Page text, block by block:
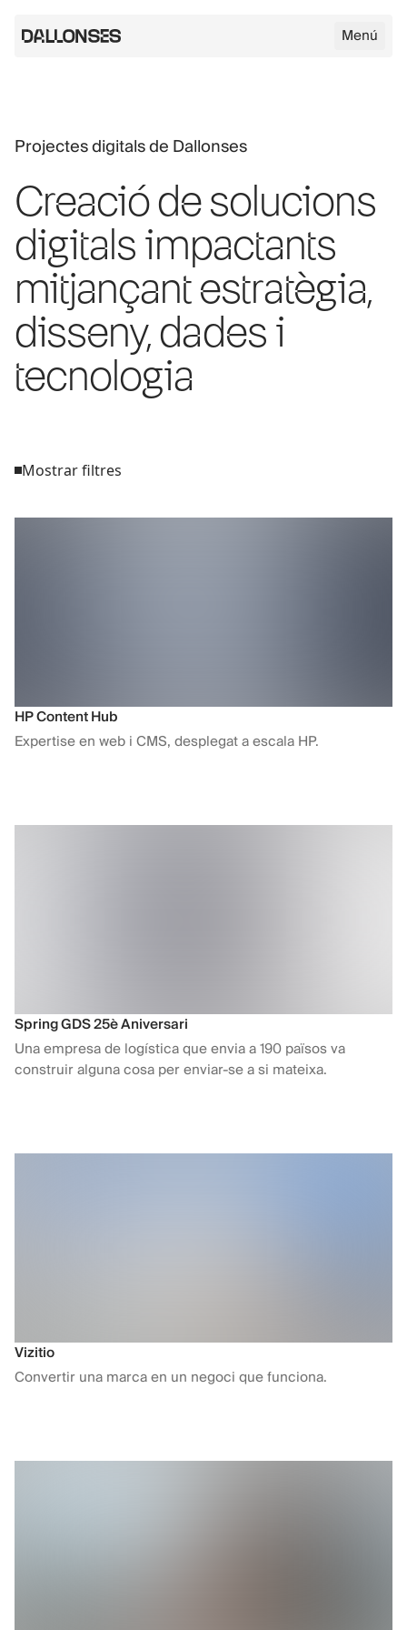
Skip to main content
Menú
Projectes digitals de Dallonses
Creació de solucions
digitals impactants
mitjançant estratègia,
disseny, dades i
tecnologia
Mostrar filtres
HP Content Hub
Expertise en web i CMS, desplegat a escala HP.
Spring GDS 25è Aniversari
Una empresa de logística que envia a 190 països va
construir alguna cosa per enviar-se a si mateixa.
Vizitio
Convertir una marca en un negoci que funciona.